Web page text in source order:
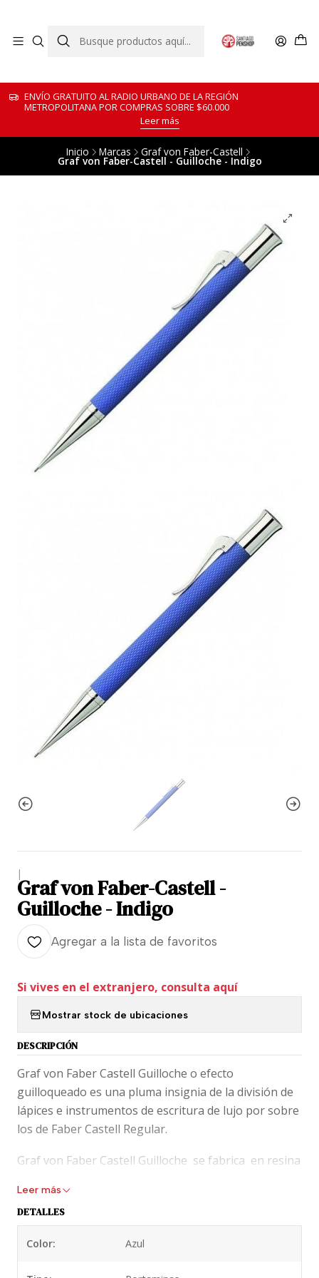
ENVÍO GRATUITO AL RADIO URBANO DE LA REGIÓN
METROPOLITANA POR COMPRAS SOBRE $60.000
Leer más
Inicio Marcas Graf von Faber-Castell
Graf von Faber-Castell - Guilloche - Indigo
|
Graf von Faber-Castell -
Guilloche - Indigo
Agregar a la lista de favoritos
Si vives en el extranjero, consulta aquí
Mostrar stock de ubicaciones
DESCRIPCIÓN
Graf von Faber Castell Guilloche o efecto
guilloqueado es una pluma insignia de la división de
lápices e instrumentos de escritura de lujo por sobre
los de Faber Castell Regular.
Graf von Faber Castell Guilloche se fabrica en resina
normalmente reservado a piezas de joyería o
platería. El cuerpo se graba individualmente con la
piezas únicas de sorprendente textura. No hay dos
Leer más
DETALLES
Color: Azul